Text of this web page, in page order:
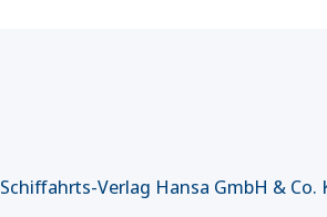
Schiffahrts-Verlag Hansa GmbH & Co.